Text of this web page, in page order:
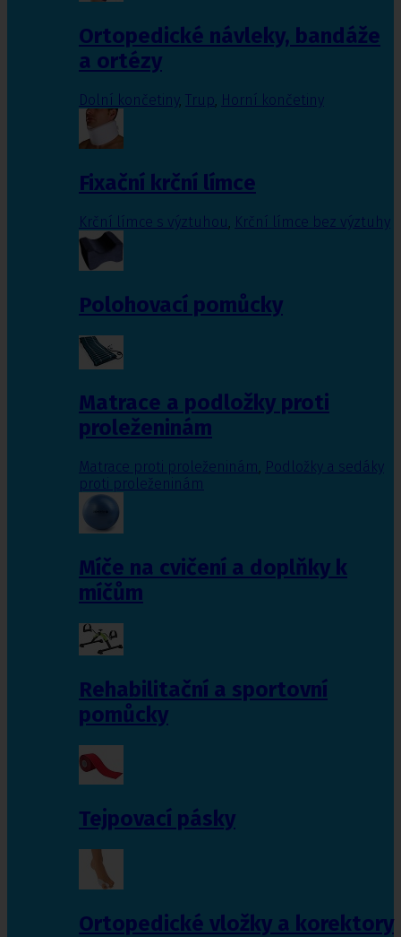
Ortopedické návleky, bandáže
a ortézy
Dolní končetiny, Trup, Horní končetiny
Fixační krční límce
Krční límce s výztuhou Krční límce bez výztuhy
Polohovací pomůcky
Matrace a podložky proti
proleženinám
Matrace proti proleženinám, Podložky a sedáky
proti proleženinám
Míče na cvičení a doplňky k
míčům
Rehabilitační a sportovní
pomůcky
Tejpovací pásky
Ortopedické vložky a korektory